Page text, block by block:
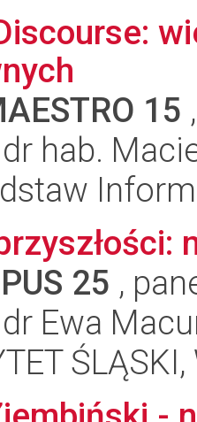
15
hab.
25 ,
Ewa